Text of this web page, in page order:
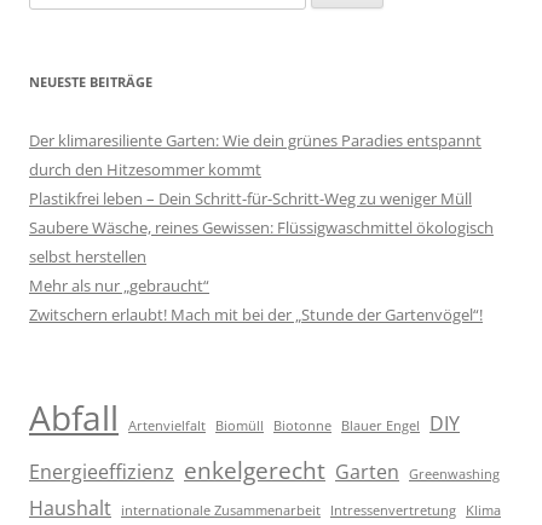
nach:
NEUESTE BEITRÄGE
Der klimaresiliente Garten: Wie dein grünes Paradies entspannt
durch den Hitzesommer kommt
Plastikfrei leben – Dein Schritt-für-Schritt-Weg zu weniger Müll
Saubere Wäsche, reines Gewissen: Flüssigwaschmittel ökologisch
selbst herstellen
Mehr als nur „gebraucht“
Zwitschern erlaubt! Mach mit bei der „Stunde der Gartenvögel“!
Abfall Artenvielfalt Biomüll Biotonne Blauer Engel
DIY
Energieeffizienz enkelgerecht Garten Greenwashing
Haushalt internationale Zusammenarbeit Intressenvertretung Klima